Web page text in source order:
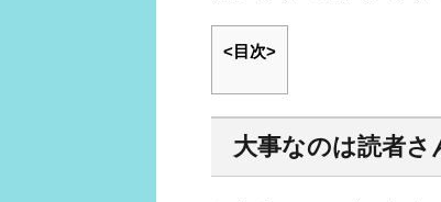
<目次>
大事なのは読者さ